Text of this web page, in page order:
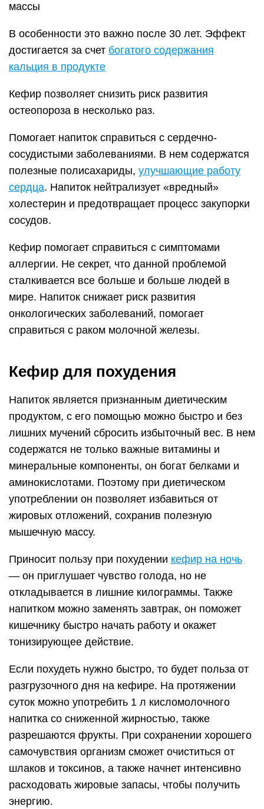
массы
В особенности это важно после 30 лет. Эффект
достигается за счет богатого содержания
кальция в продукте
Кефир позволяет снизить риск развития
остеопороза в несколько раз.
Помогает напиток справиться с сердечно-
сосудистыми заболеваниями. В нем содержатся
полезные полисахариды, улучшающие работу
сердца. Напиток нейтрализует «вредный»
холестерин и предотвращает процесс закупорки
сосудов.
Кефир помогает справиться с симптомами
аллергии. Не секрет, что данной проблемой
сталкивается все больше и больше людей в
мире. Напиток снижает риск развития
онкологических заболеваний, помогает
справиться с раком молочной железы.
Кефир для похудения
Напиток является признанным диетическим
продуктом, с его помощью можно быстро и без
лишних мучений сбросить избыточный вес. В нем
содержатся не только важные витамины и
минеральные компоненты, он богат белками и
аминокислотами. Поэтому при диетическом
употреблении он позволяет избавиться от
жировых отложений, сохранив полезную
мышечную массу.
Приносит пользу при похудении кефир на ночь
— он приглушает чувство голода, но не
откладывается в лишние килограммы. Также
напитком можно заменять завтрак, он поможет
кишечнику быстро начать работу и окажет
тонизирующее действие.
Если похудеть нужно быстро, то будет польза от
разгрузочного дня на кефире. На протяжении
суток можно употребить 1 л кисломолочного
напитка со сниженной жирностью, также
разрешаются фрукты. При сохранении хорошего
самочувствия организм сможет очиститься от
шлаков и токсинов, а также начнет интенсивно
расходовать жировые запасы, чтобы получить
энергию.